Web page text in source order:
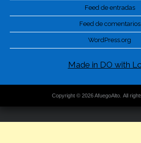
Feed de entradas
Feed de comentarios
WordPress.org
Made in DO with
Copyright © 2026 AfuegoAlto. All